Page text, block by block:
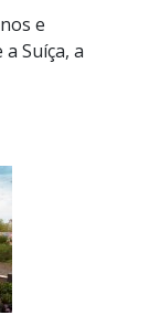
e
a Suíça, a